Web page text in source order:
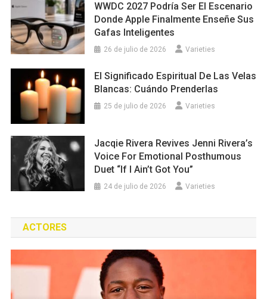
WWDC 2027 Podría Ser El Escenario
Donde Apple Finalmente Enseñe Sus
Gafas Inteligentes
26 de julio de 2026 Varieties
El Significado Espiritual De Las Velas
Blancas: Cuándo Prenderlas
25 de julio de 2026 Varieties
Jacqie Rivera Revives Jenni Rivera’s
Voice For Emotional Posthumous
Duet “If I Ain’t Got You”
24 de julio de 2026 Varieties
ACTORES